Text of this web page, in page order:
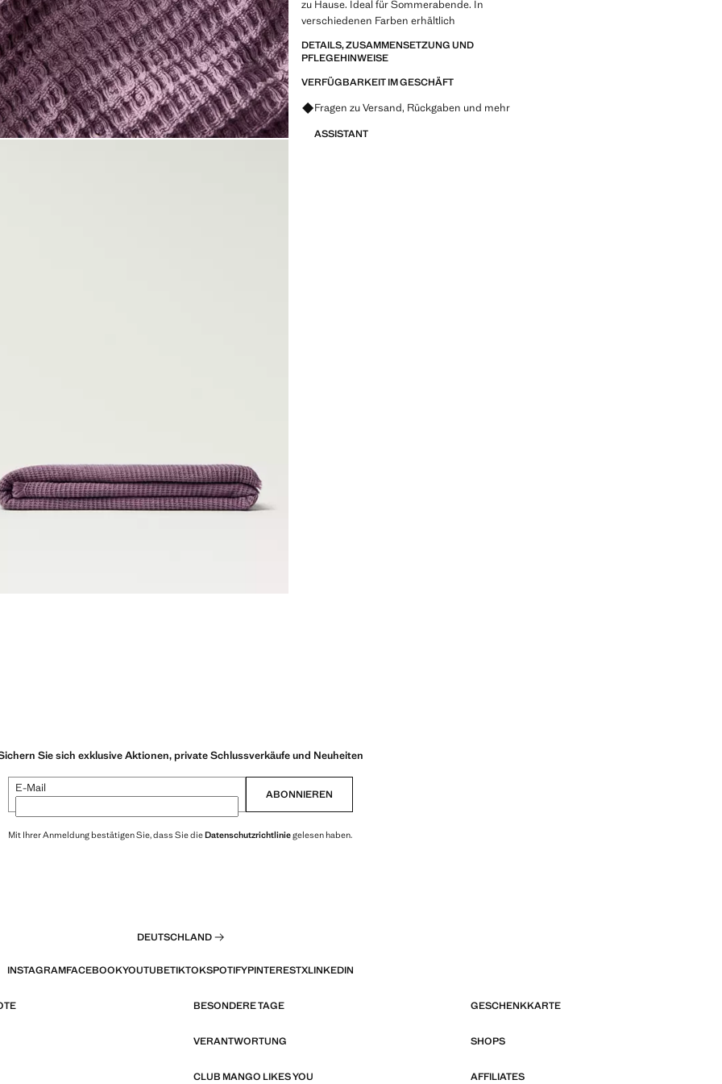
zu Hause. Ideal für Sommerabende. In
verschiedenen Farben erhältlich
DETAILS, ZUSAMMENSETZUNG UND
PFLEGEHINWEISE
VERFÜGBARKEIT IM GESCHÄFT
Fragen zu Versand, Rückgaben und mehr
ASSISTANT
Sie sich exklusive Aktionen, private Schlussverkäufe und Neuheiten
E-Mail ABONNIEREN
Mit Ihrer Anmeldung bestätigen Sie, dass Sie dieDatenschutzrichtliniegelesen haben.
DEUTSCHLAND
INSTAGRAMFACEBOOKYOUTUBETIKTOKSPOTIFYPINTERESTXLINKEDIN
BESONDERE TAGE GESCHENKKARTE
VERANTWORTUNG SHOPS
CLUB MANGO LIKES YOU AFFILIATES